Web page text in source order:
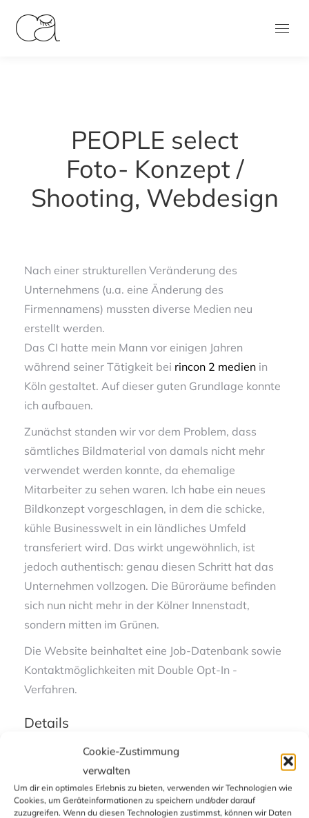
Cookie-Zustimmung
verwalten
Um dir ein optimales Erlebnis zu bieten, verwenden wir Technologien wie
Cookies, um Geräteinformationen zu speichern und/oder darauf
zuzugreifen. Wenn du diesen Technologien zustimmst, können wir Daten
PEOPLE select
Foto- Konzept /
Shooting, Webdesign
Nach einer strukturellen Veränderung des
Unternehmens (u.a. eine Änderung des
Firmennamens) mussten diverse Medien neu
erstellt werden.
Das CI hatte mein Mann vor einigen Jahren
während seiner Tätigkeit bei rincon 2 medien in
Köln gestaltet. Auf dieser guten Grundlage konnte
ich aufbauen.
Zunächst standen wir vor dem Problem, dass
sämtliches Bildmaterial von damals nicht mehr
verwendet werden konnte, da ehemalige
Mitarbeiter zu sehen waren. Ich habe ein neues
Bildkonzept vorgeschlagen, in dem die schicke,
kühle Businesswelt in ein ländliches Umfeld
transferiert wird. Das wirkt ungewöhnlich, ist
jedoch authentisch: genau diesen Schritt hat das
Unternehmen vollzogen. Die Büroräume befinden
sich nun nicht mehr in der Kölner Innenstadt,
sondern mitten im Grünen.
Die Website beinhaltet eine Job-Datenbank sowie
Kontaktmöglichkeiten mit Double Opt-In -
Verfahren.
Details
PEOPLE select GmbH
Konzept, Fotografie, Webdesign
Link people-select.de